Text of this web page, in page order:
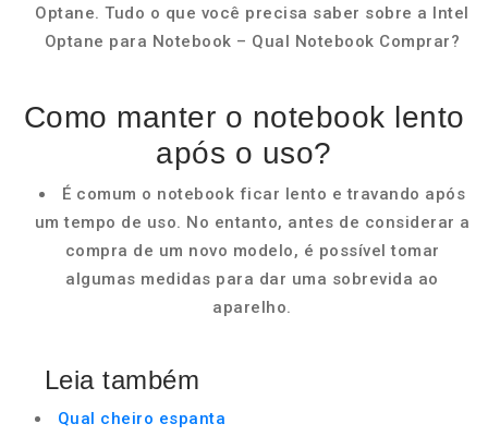
Optane. Tudo o que você precisa saber sobre a Intel
Optane para Notebook – Qual Notebook Comprar?
Como manter o notebook lento
após o uso?
É comum o notebook ficar lento e travando após
um tempo de uso. No entanto, antes de considerar a
compra de um novo modelo, é possível tomar
algumas medidas para dar uma sobrevida ao
aparelho.
Leia também
Qual cheiro espanta